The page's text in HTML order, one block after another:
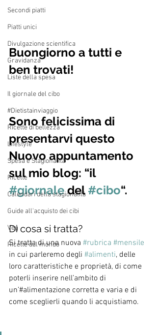
Secondi piatti
Piatti unici
Divulgazione scientifica
Gravidanza
Liste della spesa
Il giornale del cibo
#Dietistainviaggio
Ricette di bellezza
Lifestyle
Spesa e Stagionalità
Ricette
Calendari della stagionalità
Guide all'acquisto dei cibi
Veg
Ricette dal mondo
Buongiorno a tutti e
ben trovati!
Sono felicissima di
presentarvi questo
Nuovo appuntamento
sul mio blog: “il
#giornale del #cibo“.
Di cosa si tratta?
Si tratta di una nuova #rubrica #mensile
in cui parleremo degli #alimenti, delle
loro caratteristiche e proprietà, di come
poterli inserire nell’ambito di
un’#alimentazione corretta e varia e di
come sceglierli quando li acquistiamo.